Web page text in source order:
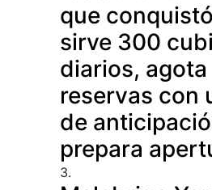
que
sirve 300
diarios, agota
reservas con
de
prepara
3.